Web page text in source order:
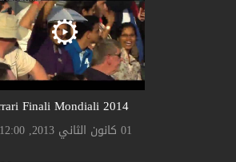
Finali Mondiali 2014
01 كانون الثاني 2013, 12:00 ص